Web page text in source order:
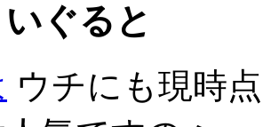
ぐると
ウチにも現時